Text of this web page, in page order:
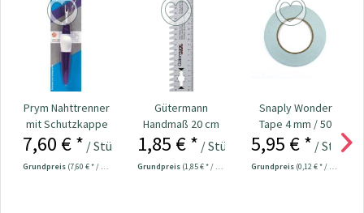
Prym Nahttrenner
mit Schutzkappe
13,5 cm Nr....
7,60 € * / Stück
Grundpreis (7,60 € * / 1 Stück)
Gütermann
Handmaß 20 cm
Nr. 705560
1,85 € * / Stück
Grundpreis (1,85 € * / 1 Stück)
Snaply Wonder
Tape 4 mm / 50
Meter
5,95 € * / Stück
Grundpreis (0,12 € * / 1 Meter)